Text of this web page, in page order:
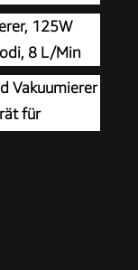
patentierter
125W
8 L/Min
Vakuumierer
für